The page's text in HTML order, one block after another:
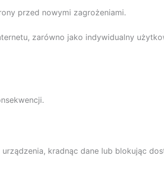
przed nowymi zagrożeniami.
zarówno jako indywidualny
kradnąc dane lub blokując